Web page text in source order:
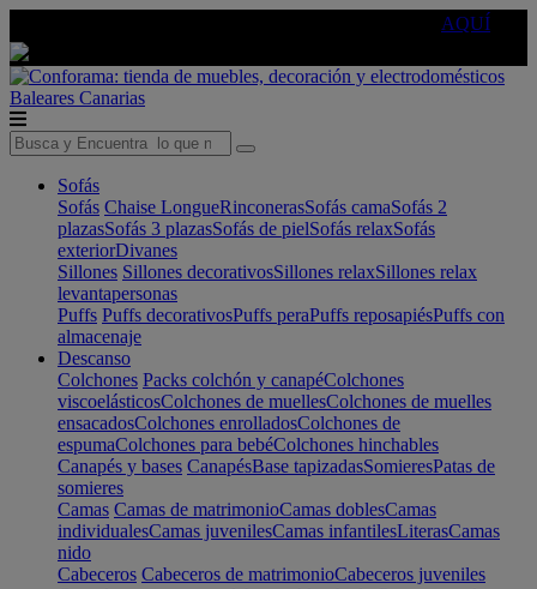
AQUÍ
Baleares Canarias
Sofás
Sofás Chaise LongueRinconerasSofás camaSofás 2
plazasSofás 3 plazasSofás de pielSofás relaxSofás
exteriorDivanes
Sillones Sillones decorativosSillones relaxSillones relax
levantapersonas
Puffs Puffs decorativosPuffs peraPuffs reposapiésPuffs con
almacenaje
Descanso
Colchones Packs colchón y canapéColchones
viscoelásticosColchones de muellesColchones de muelles
ensacadosColchones enrolladosColchones de
espumaColchones para bebéColchones hinchables
Canapés y bases CanapésBase tapizadasSomieresPatas de
somieres
Camas Camas de matrimonioCamas doblesCamas
individualesCamas juvenilesCamas infantilesLiterasCamas
nido
Cabeceros Cabeceros de matrimonioCabeceros juveniles